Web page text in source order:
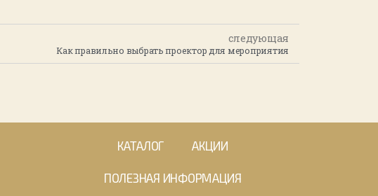
следующая
Как правильно выбрать проектор для мероприятия
КАТАЛОГ АКЦИИ
ПОЛЕЗНАЯ ИНФОРМАЦИЯ